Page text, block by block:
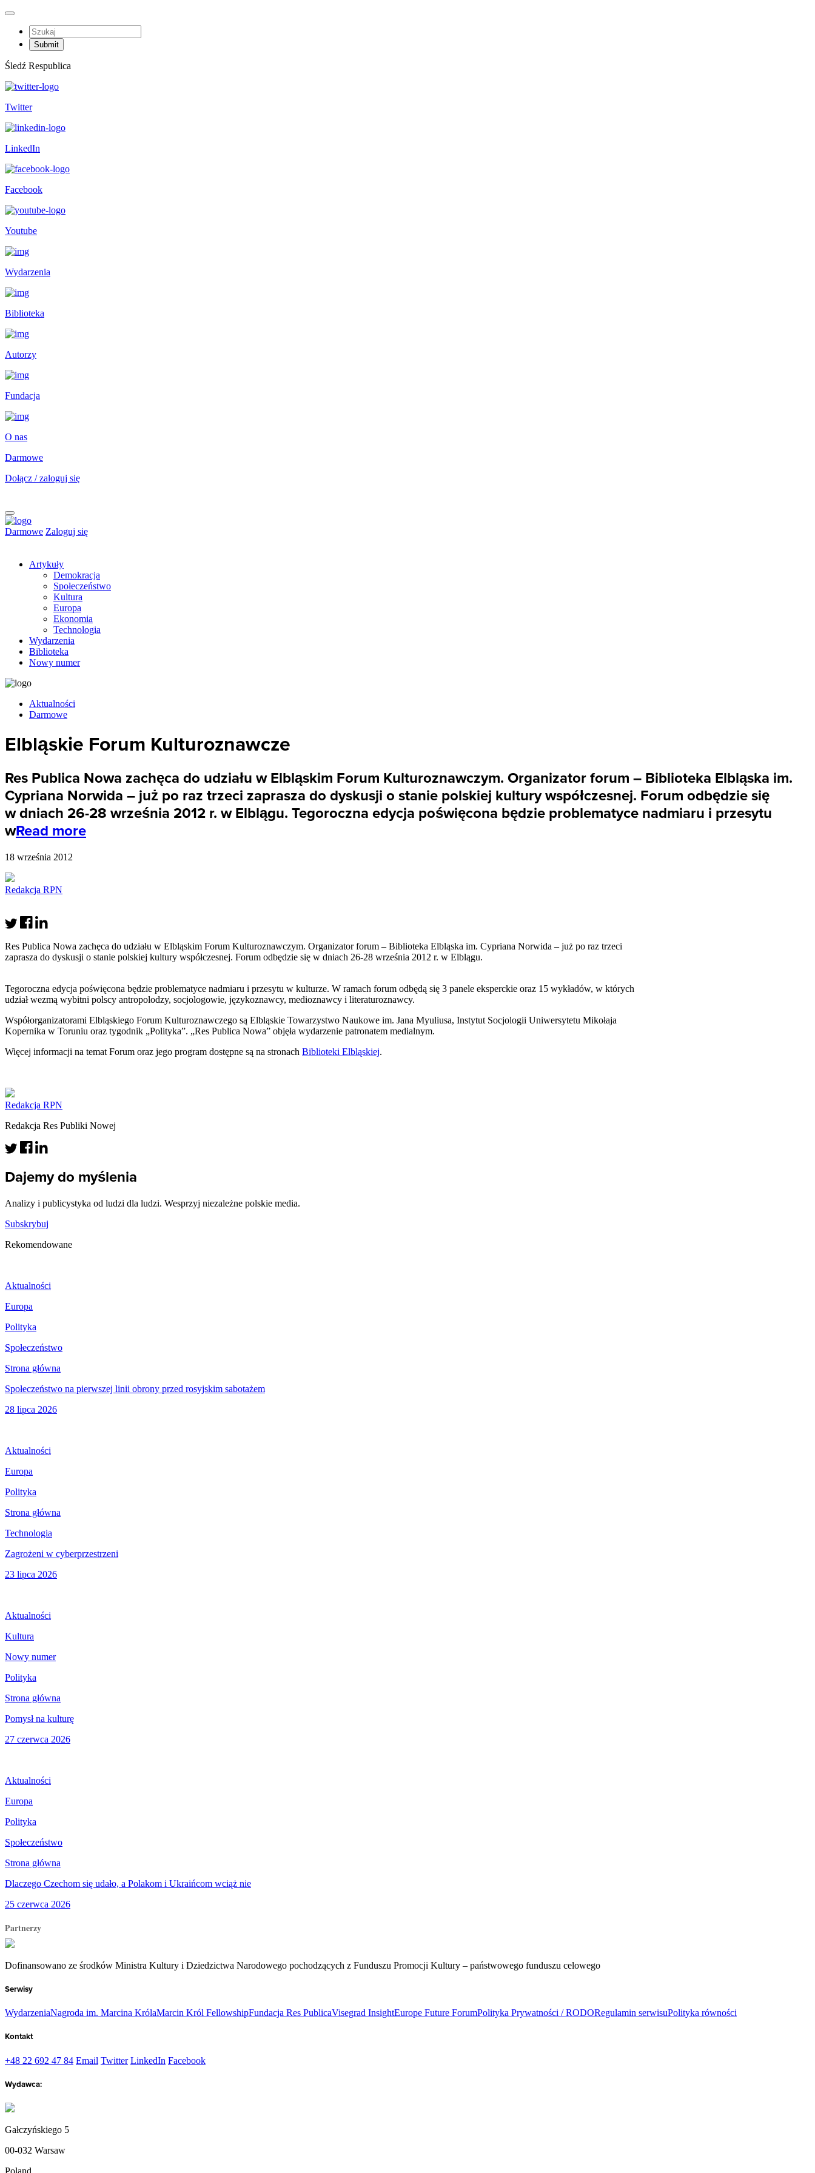
Śledź Respublica
Twitter
LinkedIn
Facebook
Youtube
Wydarzenia
Biblioteka
Autorzy
Fundacja
O nas
Darmowe
Dołącz / zaloguj się
Darmowe Zaloguj się
Artykuły
Demokracja
Społeczeństwo
Kultura
Europa
Ekonomia
Technologia
Wydarzenia
Biblioteka
Nowy numer
Aktualności
Darmowe
Elbląskie Forum Kulturoznawcze
Res Publica Nowa zachęca do udziału w Elbląskim Forum Kulturoznawczym. Organizator forum – Biblioteka Elbląska im.
Cypriana Norwida – już po raz trzeci zaprasza do dyskusji o stanie polskiej kultury współczesnej. Forum odbędzie się
w dniach 26-28 września 2012 r. w Elblągu. Tegoroczna edycja poświęcona będzie problematyce nadmiaru i przesytu
wRead more
18 września 2012
Redakcja RPN
Res Publica Nowa zachęca do udziału w Elbląskim Forum Kulturoznawczym. Organizator forum – Biblioteka Elbląska im. Cypriana Norwida – już po raz trzeci
zaprasza do dyskusji o stanie polskiej kultury współczesnej. Forum odbędzie się w dniach 26-28 września 2012 r. w Elblągu.
Tegoroczna edycja poświęcona będzie problematyce nadmiaru i przesytu w kulturze. W ramach forum odbędą się 3 panele eksperckie oraz 15 wykładów, w których
udział wezmą wybitni polscy antropolodzy, socjologowie, językoznawcy, medioznawcy i literaturoznawcy.
Współorganizatorami Elbląskiego Forum Kulturoznawczego są Elbląskie Towarzystwo Naukowe im. Jana Myuliusa, Instytut Socjologii Uniwersytetu Mikołaja
Kopernika w Toruniu oraz tygodnik „Polityka”. „Res Publica Nowa” objęła wydarzenie patronatem medialnym.
Więcej informacji na temat Forum oraz jego program dostępne są na stronach Biblioteki Elbląskiej.
Redakcja RPN
Redakcja Res Publiki Nowej
Dajemy do myślenia
Analizy i publicystyka od ludzi dla ludzi. Wesprzyj niezależne polskie media.
Subskrybuj
Rekomendowane
Aktualności
Europa
Polityka
Społeczeństwo
Strona główna
Społeczeństwo na pierwszej linii obrony przed rosyjskim sabotażem
28 lipca 2026
Aktualności
Europa
Polityka
Strona główna
Technologia
Zagrożeni w cyberprzestrzeni
23 lipca 2026
Aktualności
Kultura
Nowy numer
Polityka
Strona główna
Pomysł na kulturę
27 czerwca 2026
Aktualności
Europa
Polityka
Społeczeństwo
Strona główna
Dlaczego Czechom się udało, a Polakom i Ukraińcom wciąż nie
25 czerwca 2026
Partnerzy
Dofinansowano ze środków Ministra Kultury i Dziedzictwa Narodowego pochodzących z Funduszu Promocji Kultury – państwowego funduszu celowego
Serwisy
WydarzeniaNagroda im. Marcina KrólaMarcin Król FellowshipFundacja Res PublicaVisegrad InsightEurope Future ForumPolityka Prywatności / RODORegulamin serwisuPolityka równości
Kontakt
+48 22 692 47 84 Email Twitter LinkedIn Facebook
Wydawca:
Gałczyńskiego 5
00-032 Warsaw
Poland